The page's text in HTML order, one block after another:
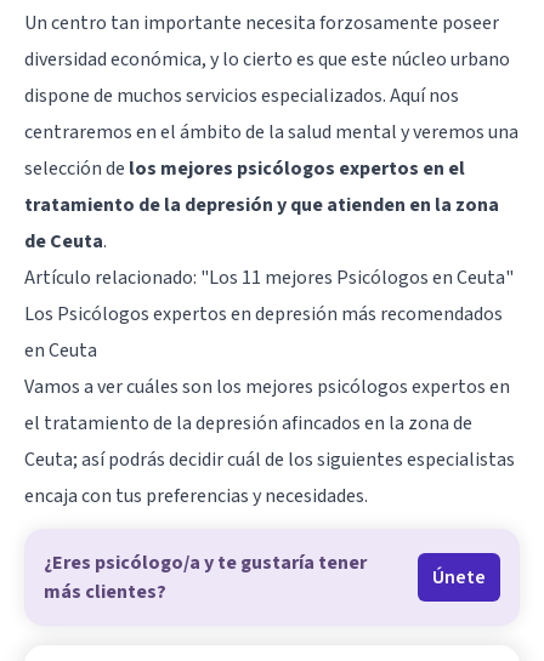
Un centro tan importante necesita forzosamente poseer
diversidad económica, y lo cierto es que este núcleo urbano
dispone de muchos servicios especializados. Aquí nos
centraremos en el ámbito de la salud mental y veremos una
selección de los mejores psicólogos expertos en el
tratamiento de la depresión y que atienden en la zona
de Ceuta.
Artículo relacionado: "Los 11 mejores Psicólogos en Ceuta"
Los Psicólogos expertos en depresión más recomendados
en Ceuta
Vamos a ver cuáles son los mejores psicólogos expertos en
el tratamiento de la depresión afincados en la zona de
Ceuta; así podrás decidir cuál de los siguientes especialistas
encaja con tus preferencias y necesidades.
¿Eres psicólogo/a y te gustaría tener
más clientes?
Únete